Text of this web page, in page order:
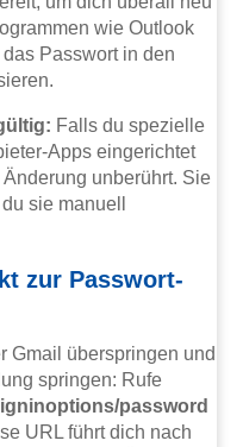
wie Outlook
Passwort in den
Falls du spezielle
Apps eingerichtet
unberührt. Sie
sie manuell
zur Passwort-
Gmail überspringen und
springen: Rufe
password
URL führt dich nach